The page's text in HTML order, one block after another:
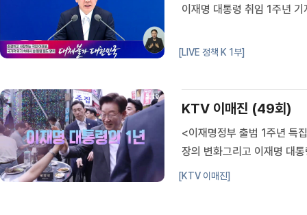
이재명 대통령 취임 1주년
[LIVE 정책 K 1부]
KTV 이매진 (49회)
<이재명정부 출범 1주년 특
장의 변화그리고 이재명 대
림민생회복 지원금
[KTV 이매진]